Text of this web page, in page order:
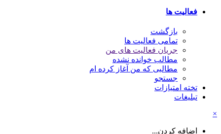
فعالیت ها
بازگشت
تمامی فعالیت ها
جریان فعالیت های من
مطالب خوانده نشده
مطالبی که من آغاز کرده ام
جستجو
تخته امتیازات
تبلیغات
×
اضافه کردن...